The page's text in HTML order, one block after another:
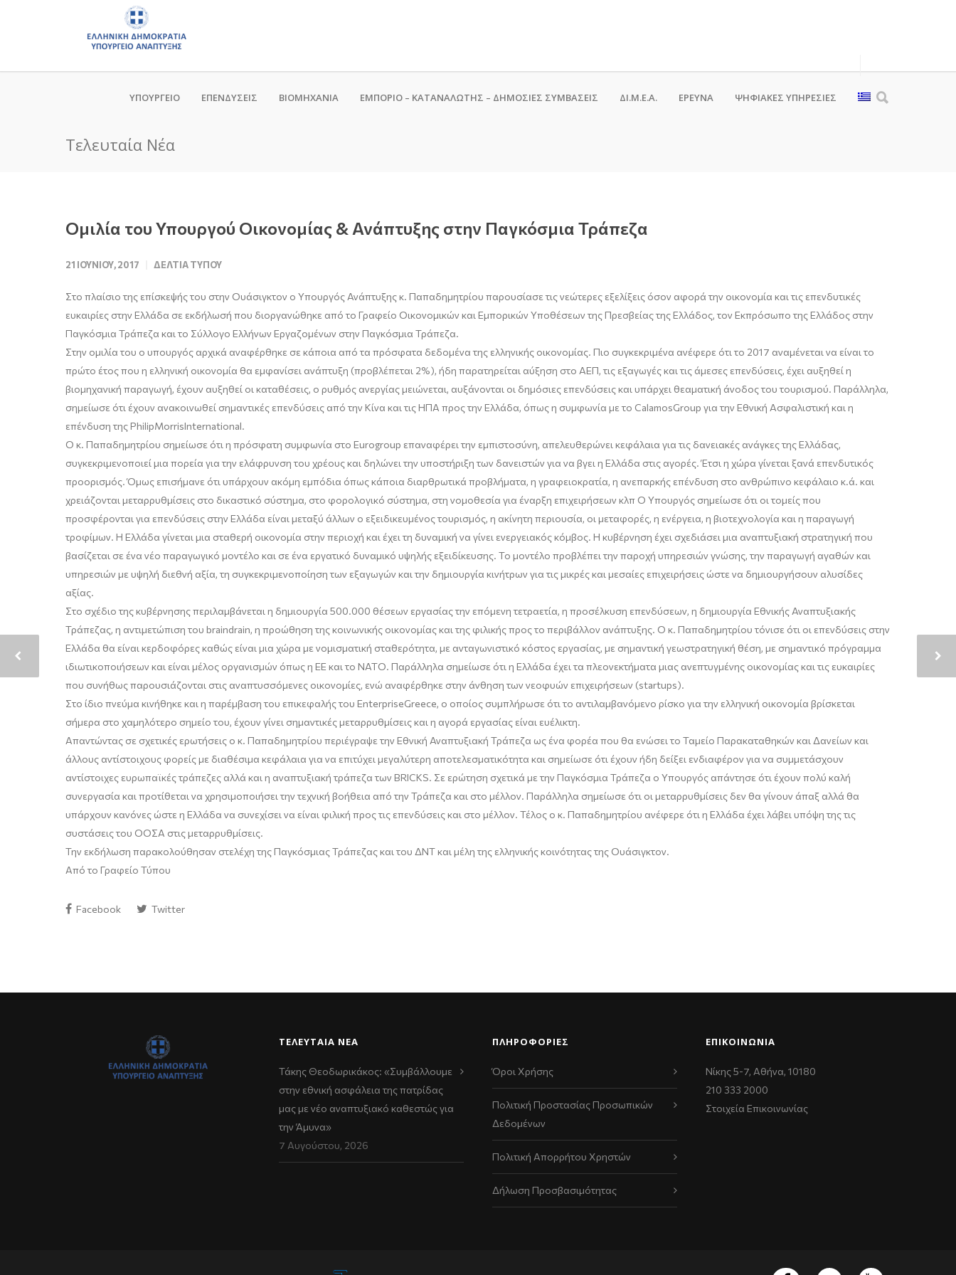
ΥΠΟΥΡΓΕΙΟ ΕΠΕΝΔΥΣΕΙΣ ΒΙΟΜΗΧΑΝΙΑ ΕΜΠΟΡΙΟ – ΚΑΤΑΝΑΛΩΤΗΣ – ΔΗΜΟΣΙΕΣ ΣΥΜΒΑΣΕΙΣ ΔΙ.Μ.Ε.Α. ΕΡΕΥΝΑ ΨΗΦΙΑΚΈΣ ΥΠΗΡΕΣΊΕΣ
Τελευταία Νέα
Ομιλία του Υπουργού Οικονομίας & Ανάπτυξης στην Παγκόσμια Τράπεζα
21 ΙΟΥΝΊΟΥ, 2017 ΔΕΛΤΊΑ ΤΎΠΟΥ
Στο πλαίσιο της επίσκεψής του στην Ουάσιγκτον ο Υπουργός Ανάπτυξης κ. Παπαδημητρίου παρουσίασε τις νεώτερες εξελίξεις όσον αφορά την οικονομία και τις επενδυτικές
ευκαιρίες στην Ελλάδα σε εκδήλωσή που διοργανώθηκε από το Γραφείο Οικονομικών και Εμπορικών Υποθέσεων της Πρεσβείας της Ελλάδος, τον Εκπρόσωπο της Ελλάδος στην
Παγκόσμια Τράπεζα και το Σύλλογο Ελλήνων Εργαζομένων στην Παγκόσμια Τράπεζα.
Στην ομιλία του ο υπουργός αρχικά αναφέρθηκε σε κάποια από τα πρόσφατα δεδομένα της ελληνικής οικονομίας. Πιο συγκεκριμένα ανέφερε ότι το 2017 αναμένεται να είναι το
πρώτο έτος που η ελληνική οικονομία θα εμφανίσει ανάπτυξη (προβλέπεται 2%), ήδη παρατηρείται αύξηση στο ΑΕΠ, τις εξαγωγές και τις άμεσες επενδύσεις, έχει αυξηθεί η
βιομηχανική παραγωγή, έχουν αυξηθεί οι καταθέσεις, ο ρυθμός ανεργίας μειώνεται, αυξάνονται οι δημόσιες επενδύσεις και υπάρχει θεαματική άνοδος του τουρισμού. Παράλληλα,
σημείωσε ότι έχουν ανακοινωθεί σημαντικές επενδύσεις από την Κίνα και τις ΗΠΑ προς την Ελλάδα, όπως η συμφωνία με το CalamosGroup για την Εθνική Ασφαλιστική και η
επένδυση της PhilipMorrisInternational.
Ο κ. Παπαδημητρίου σημείωσε ότι η πρόσφατη συμφωνία στο Eurogroup επαναφέρει την εμπιστοσύνη, απελευθερώνει κεφάλαια για τις δανειακές ανάγκες της Ελλάδας,
συγκεκριμενοποιεί μια πορεία για την ελάφρυνση του χρέους και δηλώνει την υποστήριξη των δανειστών για να βγει η Ελλάδα στις αγορές. Έτσι η χώρα γίνεται ξανά επενδυτικός
προορισμός. Όμως επισήμανε ότι υπάρχουν ακόμη εμπόδια όπως κάποια διαρθρωτικά προβλήματα, η γραφειοκρατία, η ανεπαρκής επένδυση στο ανθρώπινο κεφάλαιο κ.ά. και
χρειάζονται μεταρρυθμίσεις στο δικαστικό σύστημα, στο φορολογικό σύστημα, στη νομοθεσία για έναρξη επιχειρήσεων κλπ Ο Υπουργός σημείωσε ότι οι τομείς που
προσφέρονται για επενδύσεις στην Ελλάδα είναι μεταξύ άλλων ο εξειδικευμένος τουρισμός, η ακίνητη περιουσία, οι μεταφορές, η ενέργεια, η βιοτεχνολογία και η παραγωγή
τροφίμων. Η Ελλάδα γίνεται μια σταθερή οικονομία στην περιοχή και έχει τη δυναμική να γίνει ενεργειακός κόμβος. Η κυβέρνηση έχει σχεδιάσει μια αναπτυξιακή στρατηγική που
βασίζεται σε ένα νέο παραγωγικό μοντέλο και σε ένα εργατικό δυναμικό υψηλής εξειδίκευσης. Το μοντέλο προβλέπει την παροχή υπηρεσιών γνώσης, την παραγωγή αγαθών και
υπηρεσιών με υψηλή διεθνή αξία, τη συγκεκριμενοποίηση των εξαγωγών και την δημιουργία κινήτρων για τις μικρές και μεσαίες επιχειρήσεις ώστε να δημιουργήσουν αλυσίδες
αξίας.
Στο σχέδιο της κυβέρνησης περιλαμβάνεται η δημιουργία 500.000 θέσεων εργασίας την επόμενη τετραετία, η προσέλκυση επενδύσεων, η δημιουργία Εθνικής Αναπτυξιακής
Τράπεζας, η αντιμετώπιση του braindrain, η προώθηση της κοινωνικής οικονομίας και της φιλικής προς το περιβάλλον ανάπτυξης. Ο κ. Παπαδημητρίου τόνισε ότι οι επενδύσεις στην
Ελλάδα θα είναι κερδοφόρες καθώς είναι μια χώρα με νομισματική σταθερότητα, με ανταγωνιστικό κόστος εργασίας, με σημαντική γεωστρατηγική θέση, με σημαντικό πρόγραμμα
ιδιωτικοποιήσεων και είναι μέλος οργανισμών όπως η ΕΕ και το ΝΑΤΟ. Παράλληλα σημείωσε ότι η Ελλάδα έχει τα πλεονεκτήματα μιας ανεπτυγμένης οικονομίας και τις ευκαιρίες
που συνήθως παρουσιάζονται στις αναπτυσσόμενες οικονομίες, ενώ αναφέρθηκε στην άνθηση των νεοφυών επιχειρήσεων (startups).
Στο ίδιο πνεύμα κινήθηκε και η παρέμβαση του επικεφαλής του EnterpriseGreece, ο οποίος συμπλήρωσε ότι το αντιλαμβανόμενο ρίσκο για την ελληνική οικονομία βρίσκεται
σήμερα στο χαμηλότερο σημείο του, έχουν γίνει σημαντικές μεταρρυθμίσεις και η αγορά εργασίας είναι ευέλικτη.
Απαντώντας σε σχετικές ερωτήσεις ο κ. Παπαδημητρίου περιέγραψε την Εθνική Αναπτυξιακή Τράπεζα ως ένα φορέα που θα ενώσει το Ταμείο Παρακαταθηκών και Δανείων και
άλλους αντίστοιχους φορείς με διαθέσιμα κεφάλαια για να επιτύχει μεγαλύτερη αποτελεσματικότητα και σημείωσε ότι έχουν ήδη δείξει ενδιαφέρον για να συμμετάσχουν
αντίστοιχες ευρωπαϊκές τράπεζες αλλά και η αναπτυξιακή τράπεζα των BRICKS. Σε ερώτηση σχετικά με την Παγκόσμια Τράπεζα ο Υπουργός απάντησε ότι έχουν πολύ καλή
συνεργασία και προτίθεται να χρησιμοποιήσει την τεχνική βοήθεια από την Τράπεζα και στο μέλλον. Παράλληλα σημείωσε ότι οι μεταρρυθμίσεις δεν θα γίνουν άπαξ αλλά θα
υπάρχουν κανόνες ώστε η Ελλάδα να συνεχίσει να είναι φιλική προς τις επενδύσεις και στο μέλλον. Τέλος ο κ. Παπαδημητρίου ανέφερε ότι η Ελλάδα έχει λάβει υπόψη της τις
συστάσεις του ΟΟΣΑ στις μεταρρυθμίσεις.
Την εκδήλωση παρακολούθησαν στελέχη της Παγκόσμιας Τράπεζας και του ΔΝΤ και μέλη της ελληνικής κοινότητας της Ουάσιγκτον.
Από το Γραφείο Τύπου
Facebook Twitter
ΤΕΛΕΥΤΑΊΑ ΝΈΑ
Τάκης Θεοδωρικάκος: «Συμβάλλουμε
στην εθνική ασφάλεια της πατρίδας
μας με νέο αναπτυξιακό καθεστώς για
την Άμυνα»
7 Αυγούστου, 2026
ΠΛΗΡΟΦΟΡΙΕΣ
Όροι Χρήσης
Πολιτική Προστασίας Προσωπικών
Δεδομένων
Πολιτική Απορρήτου Χρηστών
Δήλωση Προσβασιμότητας
ΕΠΙΚΟΙΝΩΝΊΑ
Νίκης 5-7, Αθήνα, 10180
210 333 2000
Στοιχεία Επικοινωνίας